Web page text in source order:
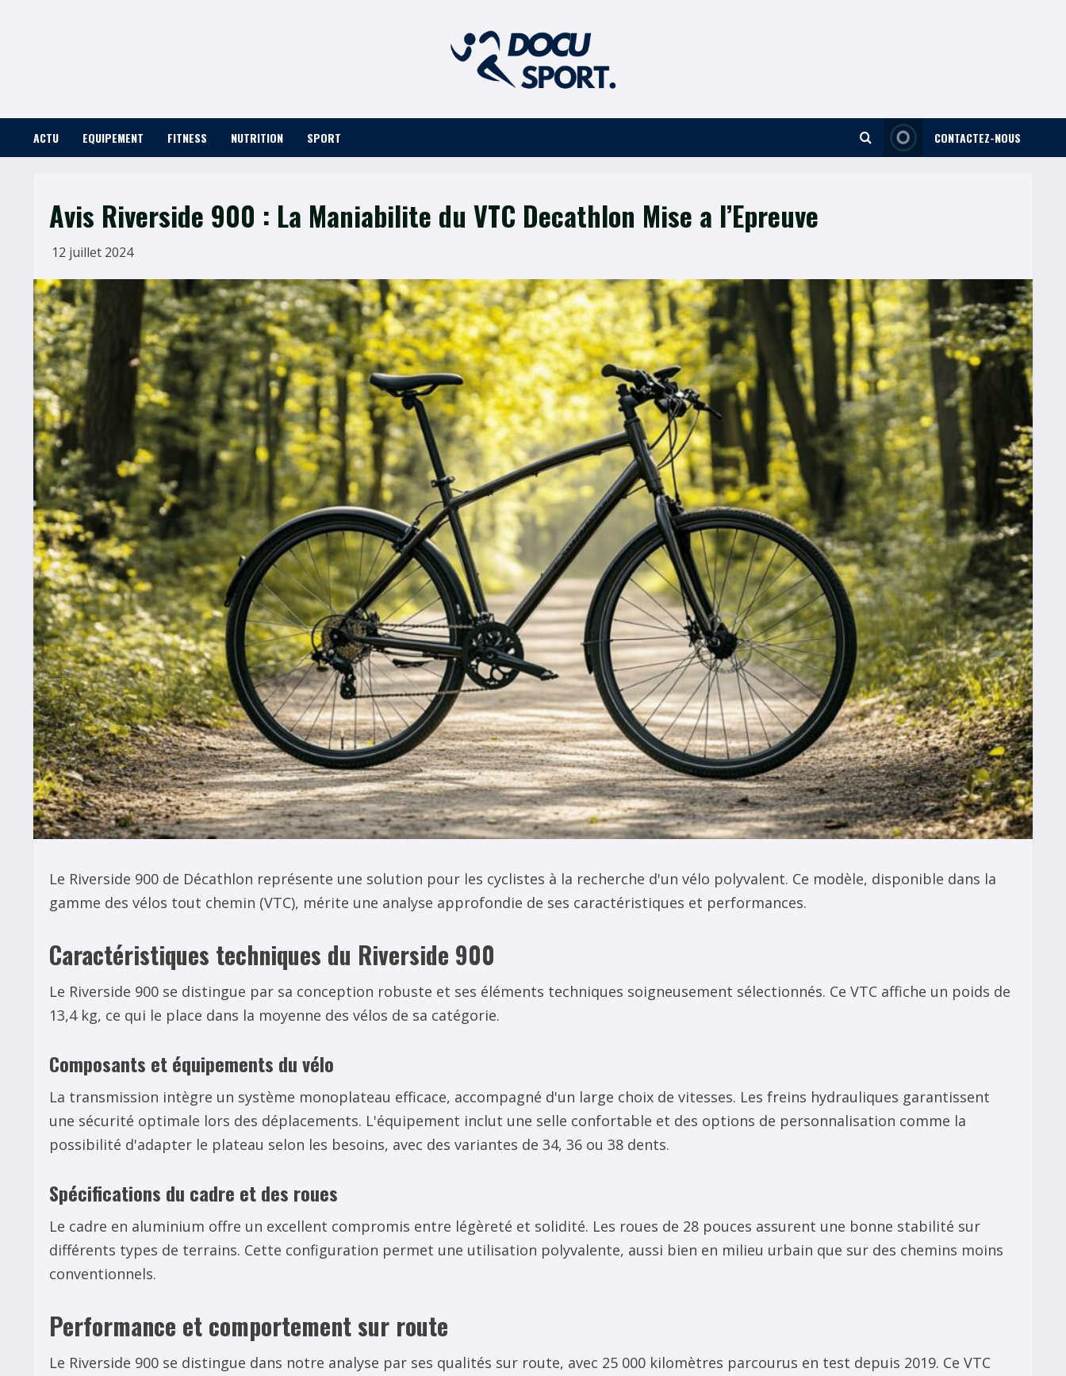
ACTU EQUIPEMENT FITNESS NUTRITION SPORT CONTACTEZ-NOUS
Avis Riverside 900 : La Maniabilite du VTC Decathlon Mise a l’Epreuve
12 juillet 2024
Le Riverside 900 de Décathlon représente une solution pour les cyclistes à la recherche d'un vélo polyvalent. Ce modèle, disponible dans la
gamme des vélos tout chemin (VTC), mérite une analyse approfondie de ses caractéristiques et performances.
Caractéristiques techniques du Riverside 900
Le Riverside 900 se distingue par sa conception robuste et ses éléments techniques soigneusement sélectionnés. Ce VTC affiche un poids de
13,4 kg, ce qui le place dans la moyenne des vélos de sa catégorie.
Composants et équipements du vélo
La transmission intègre un système monoplateau efficace, accompagné d'un large choix de vitesses. Les freins hydrauliques garantissent
une sécurité optimale lors des déplacements. L'équipement inclut une selle confortable et des options de personnalisation comme la
possibilité d'adapter le plateau selon les besoins, avec des variantes de 34, 36 ou 38 dents.
Spécifications du cadre et des roues
Le cadre en aluminium offre un excellent compromis entre légèreté et solidité. Les roues de 28 pouces assurent une bonne stabilité sur
différents types de terrains. Cette configuration permet une utilisation polyvalente, aussi bien en milieu urbain que sur des chemins moins
conventionnels.
Performance et comportement sur route
Le Riverside 900 se distingue dans notre analyse par ses qualités sur route, avec 25 000 kilomètres parcourus en test depuis 2019. Ce VTC